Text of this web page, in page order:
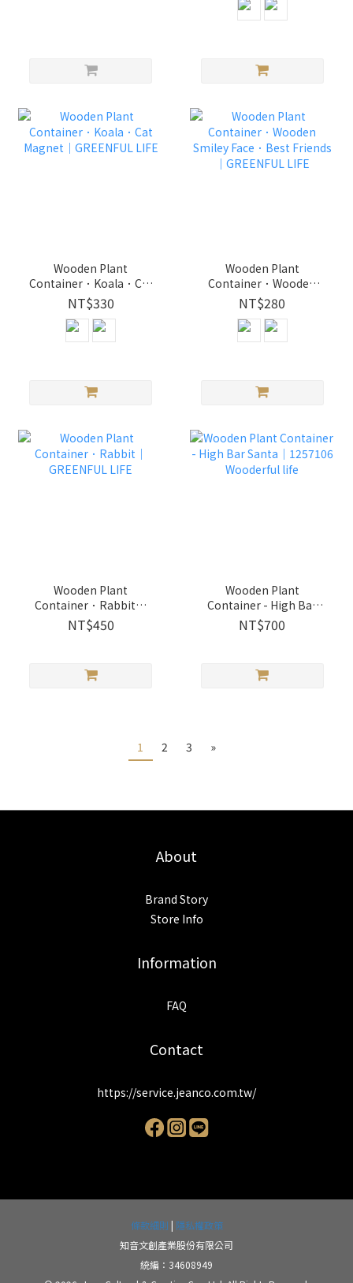
Wooden Plant
Container．Koala．Cat
Magnet｜GREENFUL
LIFE
NT$330
Wooden Plant
Container．Wooden
Smiley Face．Best
Friends｜GREENFUL
LIFE
NT$280
Wooden Plant
Container．Rabbit｜
GREENFUL LIFE
NT$450
Wooden Plant
Container - High Bar
Santa｜1257106
Wooderful life
NT$700
1 2 3 »
About
Brand Story
Store Info
Information
FAQ
Contact
https://service.jeanco.com.tw/
條款細則 | 隱私權政策
知音文創產業股份有限公司
統編：34608949